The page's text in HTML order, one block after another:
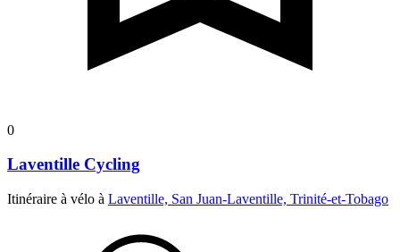
0
Laventille Cycling
Itinéraire à vélo à Laventille, San Juan-Laventille, Trinité-et-Tobago